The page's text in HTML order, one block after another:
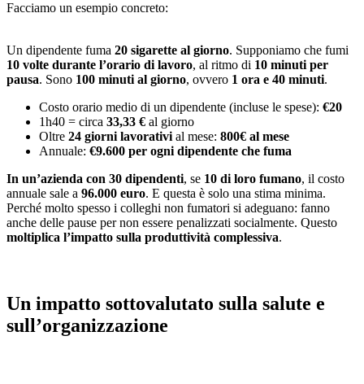
Facciamo un esempio concreto:
Un dipendente fuma 20 sigarette al giorno. Supponiamo che fumi
10 volte durante l’orario di lavoro, al ritmo di 10 minuti per
pausa. Sono 100 minuti al giorno, ovvero 1 ora e 40 minuti.
Costo orario medio di un dipendente (incluse le spese): €20
1h40 = circa 33,33 € al giorno
Oltre 24 giorni lavorativi al mese: 800€ al mese
Annuale: €9.600 per ogni dipendente che fuma
In un’azienda con 30 dipendenti, se 10 di loro fumano, il costo
annuale sale a 96.000 euro. E questa è solo una stima minima.
Perché molto spesso i colleghi non fumatori si adeguano: fanno
anche delle pause per non essere penalizzati socialmente. Questo
moltiplica l’impatto sulla produttività complessiva.
Un impatto sottovalutato sulla salute e
sull’organizzazione